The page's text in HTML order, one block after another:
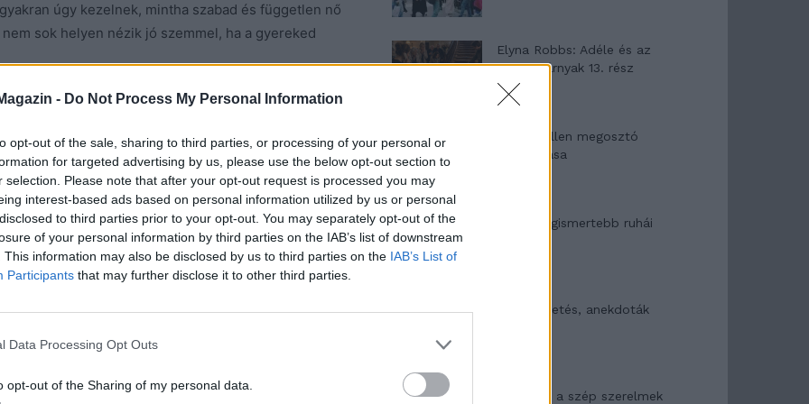
- Do Not Process My Personal Information
opt-out of the sale, sharing to third parties, or processing of your personal or
for targeted advertising by us, please use the below opt-out section to
selection. Please note that after your opt-out request is processed you may
interest-based ads based on personal information utilized by us or personal
to third parties prior to your opt-out. You may separately opt-out of the
of your personal information by third parties on the IAB’s list of downstream
This information may also be disclosed by us to third parties on the IAB’s List of
Participants that may further disclose it to other third parties.
Data Processing Opt Outs
opt-out of the Sharing of my personal data.
úgy kezelnek, mintha szabad és független nő
sok helyen nézik jó szemmel, ha a gyereked
hatalmas vállalkozást irányítasz, mert a gyerekedet
és gyengédséget vár. Ugyanezt elmondhatjuk
de ennek ellenkezőjére is bőven van példa.
tényre, hogy elveszett valahol, mert mindenkinek
törődni, vagy lelki feltöltődés gyanánt előadásokra
hiszen rájön, akkor kezdődik számára a
Egy nő akkor van a topon, ha több
be, ha a gyerekvállalás után a terveinek tud
bevallhatóan sokkal nehezebb a helyzete, mint a
lévőkre, kutatókra vagy egyéb jelentős pozíciót
Elyna Robbs: Adéle és az
örökölt árnyak 13. rész
Woody Allen megosztó
zsenialitása
A világ legismertebb ruhái
Nyár, nevetés, anekdoták
Panna és a szép szerelmek